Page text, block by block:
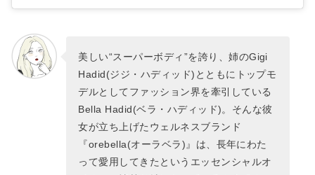
美しい“スーパーボディ”を誇り、姉のGigi
Hadid(ジジ・ハディッド)とともにトップモ
デルとしてファッション界を牽引している
Bella Hadid(ベラ・ハディッド)。そんな彼
女が立ち上げたウェルネスブランド
『orebella(オーラベラ)』は、長年にわた
って愛用してきたというエッセンシャルオ